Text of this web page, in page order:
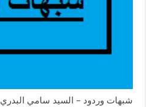
شبهات وردود – السيد سامي البدري